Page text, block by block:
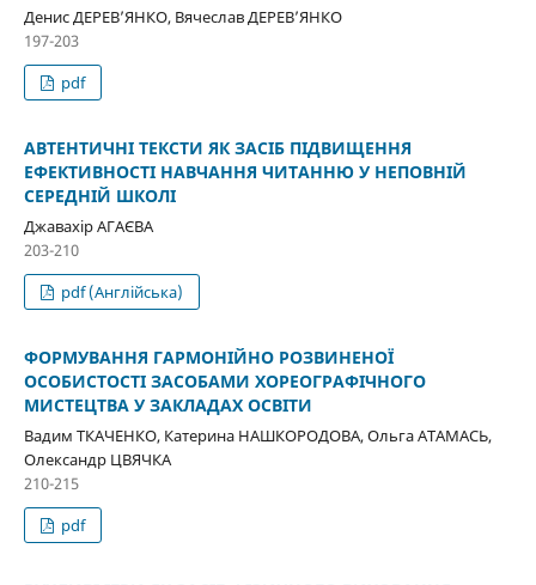
Денис ДЕРЕВ’ЯНКО, Вячеслав ДЕРЕВ’ЯНКО
197-203
pdf
АВТЕНТИЧНІ ТЕКСТИ ЯК ЗАСІБ ПІДВИЩЕННЯ
ЕФЕКТИВНОСТІ НАВЧАННЯ ЧИТАННЮ У НЕПОВНІЙ
СЕРЕДНІЙ ШКОЛІ
Джавахір АГАЄВА
203-210
pdf (Англійська)
ФОРМУВАННЯ ГАРМОНІЙНО РОЗВИНЕНОЇ
ОСОБИСТОСТІ ЗАСОБАМИ ХОРЕОГРАФІЧНОГО
МИСТЕЦТВА У ЗАКЛАДАХ ОСВІТИ
Вадим ТКАЧЕНКО, Катерина НАШКОРОДОВА, Ольга АТАМАСЬ,
Олександр ЦВЯЧКА
210-215
pdf